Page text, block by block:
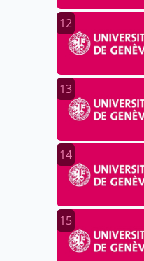
12
13
14
15